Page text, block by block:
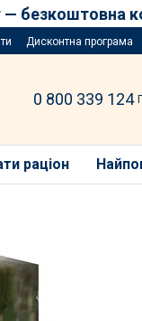
безкоштовна
Дисконтна програма
0 800 339 124
раціон